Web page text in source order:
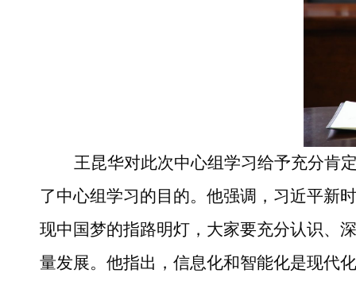
王昆华对此次中心组学习给予充分肯
了中心组学习的目的。他强调，习近平新
现中国梦的指路明灯，大家要充分认识、
量发展。他指出，信息化和智能化是现代